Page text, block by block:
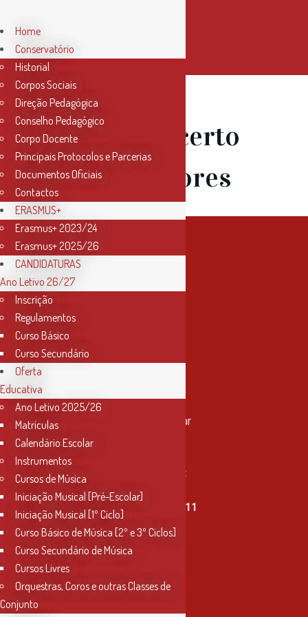
03 Jul
Concerto
de Professores
Contactos
Rua Miguel Bombarda, nº 4, 1º andar
2000-080 Santarém
info@conservatoriosantarem.pt
T. (+351) 915 335 478 / 913 890 411
Horário Secretaria
2ª, 3ª, 5ª e 6ª feira
4ª feira
Home
Conservatório
Historial
Corpos Sociais
Direção Pedagógica
Conselho Pedagógico
Corpo Docente
Principais Protocolos e Parcerias
Documentos Oficiais
Contactos
ERASMUS+
Erasmus+ 2023/24
Erasmus+ 2025/26
CANDIDATURAS
Ano Letivo 26/27
Inscrição
Regulamentos
Curso Básico
Curso Secundário
Oferta
Educativa
Ano Letivo 2025/26
Matrículas
Calendário Escolar
Instrumentos
Cursos de Música
Iniciação Musical [Pré-Escolar]
Iniciação Musical [1º Ciclo]
Curso Básico de Música [2º e 3º Ciclos]
Curso Secundário de Música
Cursos Livres
Orquestras, Coros e outras Classes de
Conjunto